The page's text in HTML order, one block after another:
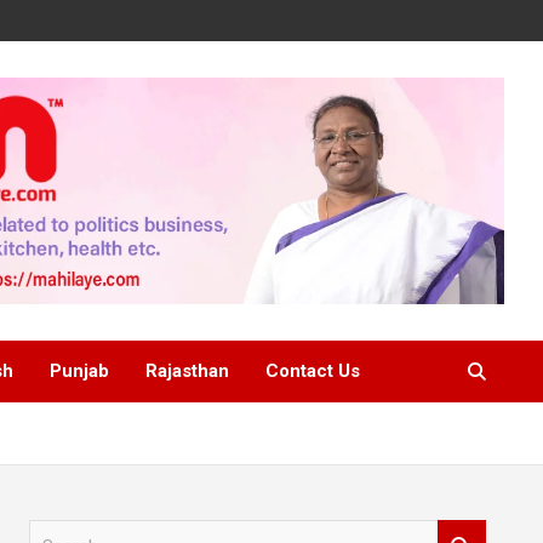
Punjab Rajasthan Contact Us